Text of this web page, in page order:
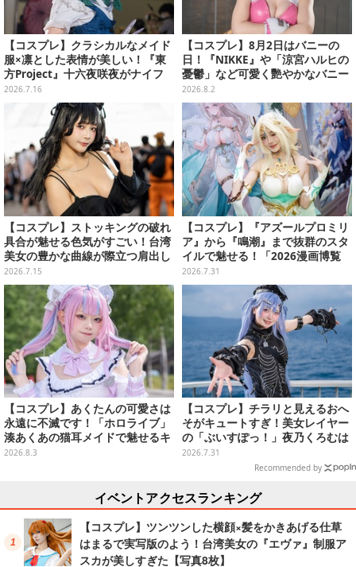
【コスプレ】クラシカルなメイド
服×凛とした表情が美しい！『東
方Project』十六夜咲夜がナイフ
片手にクールなポージングを魅せ
る【写真7枚】
2026.7.16
【コスプレ】8月2日はバニーの
日！『NIKKE』や「涼宮ハルヒの
憂鬱」など可愛く艷やかなバニー
ガールの美女レイヤーまとめ【写
真60枚】
2026.8.2
【コスプレ】ストッキングの破れ
具合が魅せる色気がすごい！台湾
美女の豊かな曲線が際立つ肩出し
ファッションがセクシーだった
【写真9枚】
2026.7.15
【コスプレ】『アズールプロミリ
ア』から『鳴潮』まで抜群のスタ
イルで魅せる！「2026漫画博覧
会」百花繚乱の台湾美女12選【写
真37枚】
2026.7.31
【コスプレ】あくたんの可愛さは
永遠に不滅です！「ホロライブ」
湊あくあの猫耳メイドで魅せるキ
ュートなポーズと美脚が眩しい
2026.8.3
【コスプレ】チラリと見えるおへ
そがキュートすぎ！美女レイヤー
の「ぶいすぽっ！」夜乃くろむは
爽やかな笑顔にミニ丈ワンピが似
合う【写真9枚】
2026.7.31
Recommended by
イベントアクセスランキング
【コスプレ】ツンツンした横顔×髪をかきあげる仕草
はまるで実写版のよう！台湾美女の『エヴァ』制服ア
スカが美しすぎた【写真8枚】